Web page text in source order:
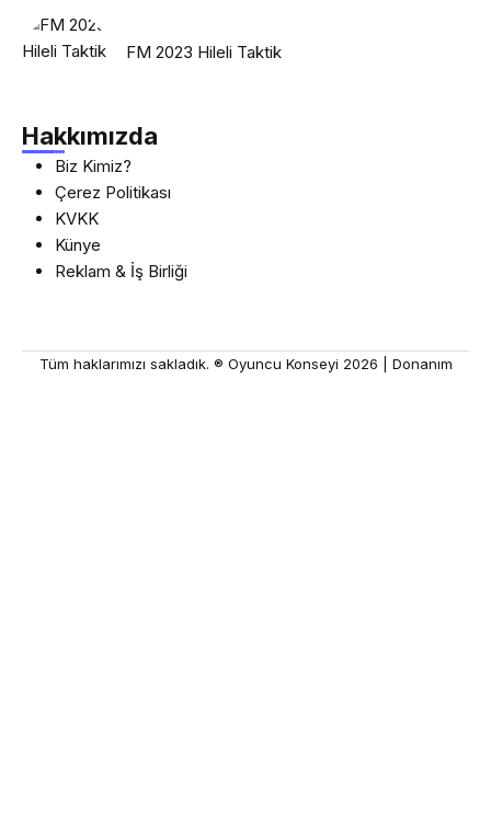
FM 2023 Hileli Taktik
Hakkımızda
Biz Kimiz?
Çerez Politikası
KVKK
Künye
Reklam & İş Birliği
Tüm haklarımızı sakladık. ® Oyuncu Konseyi 2026 | Donanım